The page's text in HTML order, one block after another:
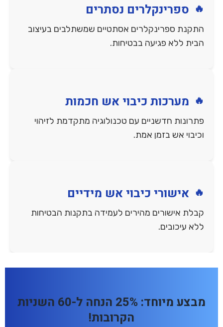
ספרינקלרים נסתרים
התקנת ספרינקלרים אסתטיים שמשתלבים בעיצוב
הבית ללא פגיעה בבטיחות.
מערכות כיבוי אש חכמות
פתרונות חדשניים עם טכנולוגיה מתקדמת לזיהוי
וכיבוי אש בזמן אמת.
אישורי כיבוי אש מידיים
קבלת אישורים מהירים לעמידה בתקנות הבטיחות
ללא עיכובים.
מבצע מיוחד: 25% הנחה ל-60 השניות
הקרובות!